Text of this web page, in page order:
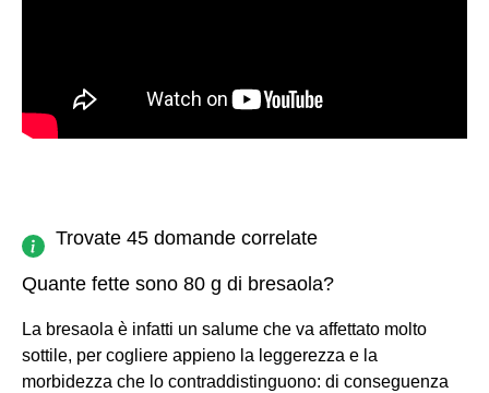
Trovate 45 domande correlate
Quante fette sono 80 g di bresaola?
La bresaola è infatti un salume che va affettato molto
sottile, per cogliere appieno la leggerezza e la
morbidezza che lo contraddistinguono: di conseguenza